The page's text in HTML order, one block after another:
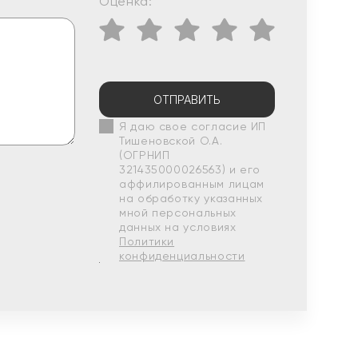
ОТПРАВИТЬ
Я даю свое согласие ИП
Тишеновской О.А.
(ОГРНИП
321435000026563) и его
аффилированным лицам
на обработку указанных
мной персональных
данных на условиях
Политики
конфиденциальности